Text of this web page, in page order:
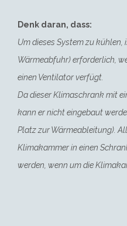
Denk daran, dass:
Um dieses System zu kühlen,
Wärmeabfuhr) erforderlich,
einen Ventilator verfügt.
Da dieser Klimaschrank mit
kann er nicht eingebaut
Platz zur Wärmeableitung).
Klimakammer in einen
werden, wenn um die